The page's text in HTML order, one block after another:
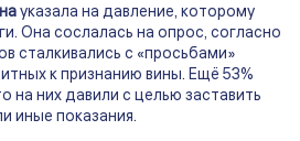
указала на давление, которому
Она сослалась на опрос, согласно
сталкивались с «просьбами»
к признанию вины. Ещё 53%
на них давили с целью заставить
иные показания.